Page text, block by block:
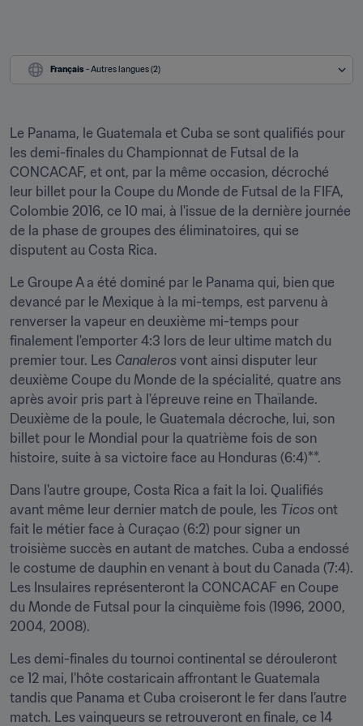
Français - Autres langues (2)
Le Panama, le Guatemala et Cuba se sont qualifiés pour
les demi-finales du Championnat de Futsal de la
CONCACAF, et ont, par la même occasion, décroché
leur billet pour la Coupe du Monde de Futsal de la FIFA,
Colombie 2016, ce 10 mai, à l'issue de la dernière journée
de la phase de groupes des éliminatoires, qui se
disputent au Costa Rica.
Le Groupe A a été dominé par le Panama qui, bien que
devancé par le Mexique à la mi-temps, est parvenu à
renverser la vapeur en deuxième mi-temps pour
finalement l'emporter 4:3 lors de leur ultime match du
premier tour. Les Canaleros vont ainsi disputer leur
deuxième Coupe du Monde de la spécialité, quatre ans
après avoir pris part à l'épreuve reine en Thaïlande.
Deuxième de la poule, le Guatemala décroche, lui, son
billet pour le Mondial pour la quatrième fois de son
histoire, suite à sa victoire face au Honduras (6:4)**.
Dans l'autre groupe, Costa Rica a fait la loi. Qualifiés
avant même leur dernier match de poule, les Ticos ont
fait le métier face à Curaçao (6:2) pour signer un
troisième succès en autant de matches. Cuba a endossé
le costume de dauphin en venant à bout du Canada (7:4).
Les Insulaires représenteront la CONCACAF en Coupe
du Monde de Futsal pour la cinquième fois (1996, 2000,
2004, 2008).
Les demi-finales du tournoi continental se dérouleront
ce 12 mai, l'hôte costaricain affrontant le Guatemala
tandis que Panama et Cuba croiseront le fer dans l'autre
match. Les vainqueurs se retrouveront en finale, ce 14